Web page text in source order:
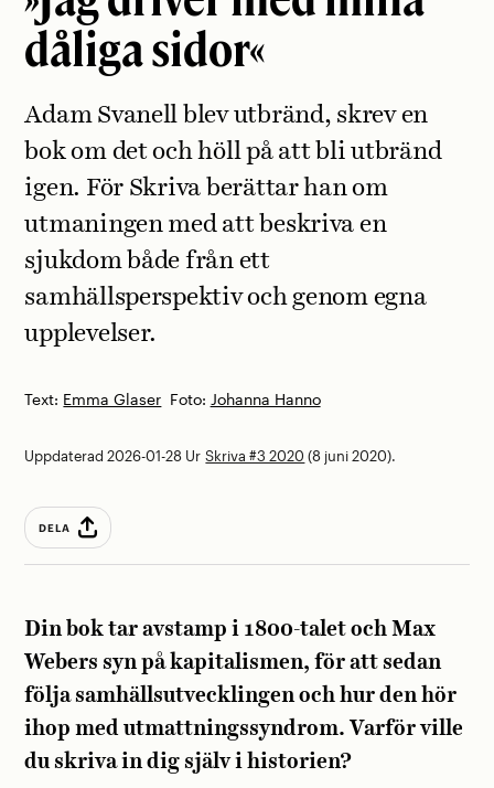
dåliga sidor«
Text: Emma Glaser Foto: Johanna Hanno
Adam Svanell blev utbränd, skrev en
bok om det och höll på att bli utbränd
igen. För Skriva berättar han om
utmaningen med att beskriva en
sjukdom både från ett
samhällsperspektiv och genom egna
upplevelser.
Uppdaterad 2026-01-28 UrSkriva #3 2020 (8 juni 2020).
DELA
Din bok tar avstamp i 1800-talet och Max
Webers syn på kapitalismen, för att sedan
följa samhällsutvecklingen och hur den hör
ihop med utmattningssyndrom. Varför ville
du skriva in dig själv i historien?